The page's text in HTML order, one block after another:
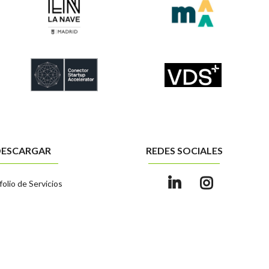
de Servicios
REDES SOCIALES